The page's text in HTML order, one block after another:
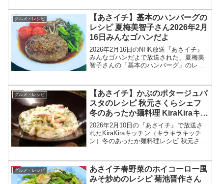
るみさんが登場！栗原さんが東日本大震
災の際、被災地...
グルメ・レシピ
【あさイチ】基本のハンバーグの
レシピ 夏梅美智子さん2026年2月
16日みんなゴハンだよ
2026年2月16日のNHK放送『あさイチ』
みんなゴハンだよで放送された、夏梅美
智子さんの「基本のハンバーグ」のレシ
さんが登場！菜の花や、ミニトマトなど
春の野菜ととも...
グルメ・レシピ
【あさイチ】かぶのポタージュパ
スタのレシピ 秋元さくらシェフ
冬のあったか麺料理 KiraKiraキッ
チン2026年2月10日
2026年2月10日の『あさイチ』で放送さ
れたKiraKiraキッチン（キラキラキッチ
ン）冬のあったか麺料理レシピ 秋元さく
さイチ」では、KiraKiraキッチンで、...
グルメ・レシピ
あさイチ春野菜のホイコーロー風
みそ炒めのレシピ 菊池晋作さん